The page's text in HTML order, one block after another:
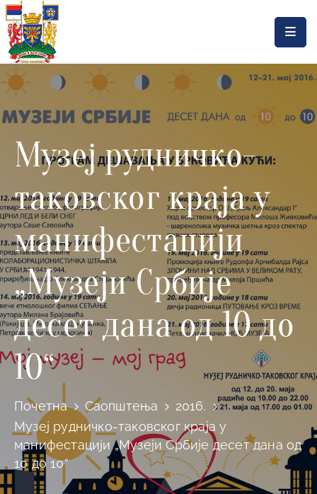
Насловна
Локална
самоуправа
Општинска
управа
Актуелности
Документа
Горњи
Милановац
Музеј рудничко-
таковског краја у
манифестацији
„Музеји Србије
десет дана од 10 до
10“
Почетна Саопштења
2016.
Музеј рудничко-таковског краја у
манифестацији „Музеји Србије десет дана од
10 до 10“